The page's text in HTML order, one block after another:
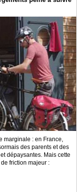
marginale : en France,
des parents et des
dépaysantes. Mais cette
friction majeur :